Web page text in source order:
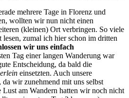
mehrere Tage in Florenz und
wollten wir nun nicht einen
(kleinen) Ort verbringen. So viele
zumal ich hier schon im dritten
wir uns einfach
Tag einer langen Wanderung war
Entscheidung, da bald die
einsetzten. Auch unsere
wir zunehmend mit uns selbst
am Wandern hatten wir noch nicht